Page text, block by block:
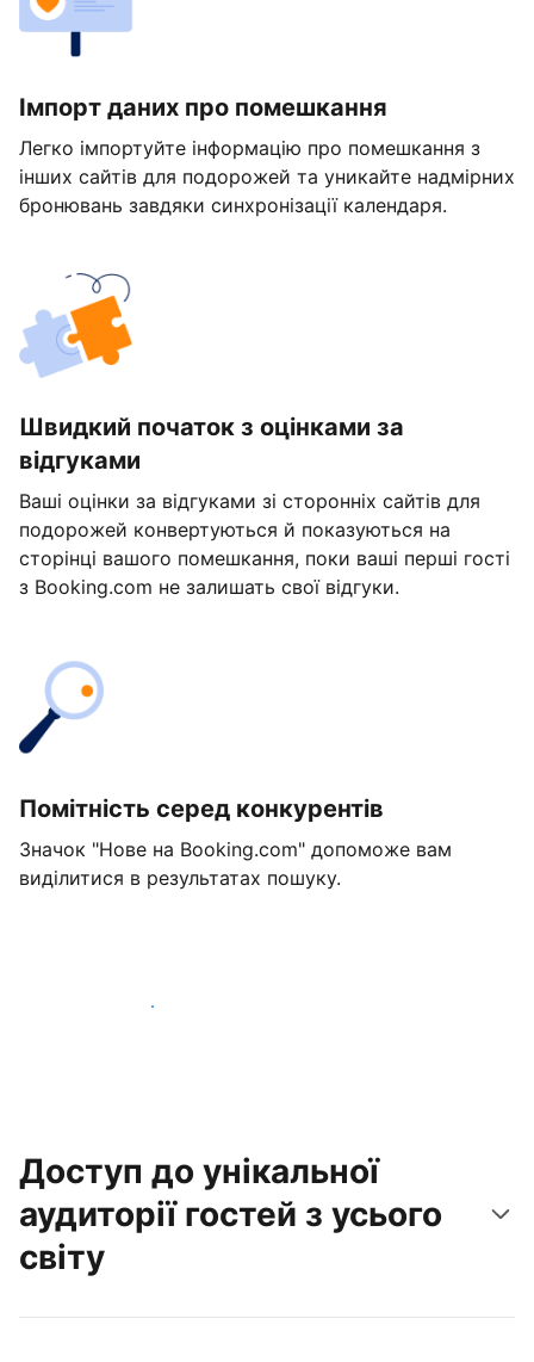
Імпорт даних про помешкання
Легко імпортуйте інформацію про помешкання з
інших сайтів для подорожей та уникайте надмірних
бронювань завдяки синхронізації календаря.
Швидкий початок з оцінками за
відгуками
Ваші оцінки за відгуками зі сторонніх сайтів для
подорожей конвертуються й показуються на
сторінці вашого помешкання, поки ваші перші гості
з Booking.com не залишать свої відгуки.
Помітність серед конкурентів
Значок "Нове на Booking.com" допоможе вам
виділитися в результатах пошуку.
Розпочати вже сьогодні
Доступ до унікальної
аудиторії гостей з усього
світу